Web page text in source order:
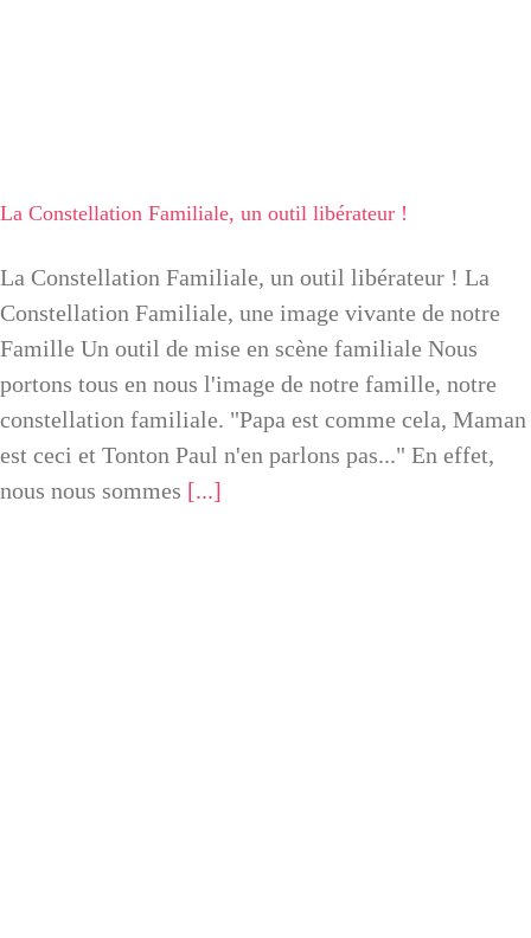
La Constellation Familiale, un outil libérateur !
La Constellation Familiale, un outil libérateur ! La
Constellation Familiale, une image vivante de notre
Famille Un outil de mise en scène familiale Nous
portons tous en nous l'image de notre famille, notre
constellation familiale. "Papa est comme cela, Maman
est ceci et Tonton Paul n'en parlons pas..." En effet,
nous nous sommes [...]